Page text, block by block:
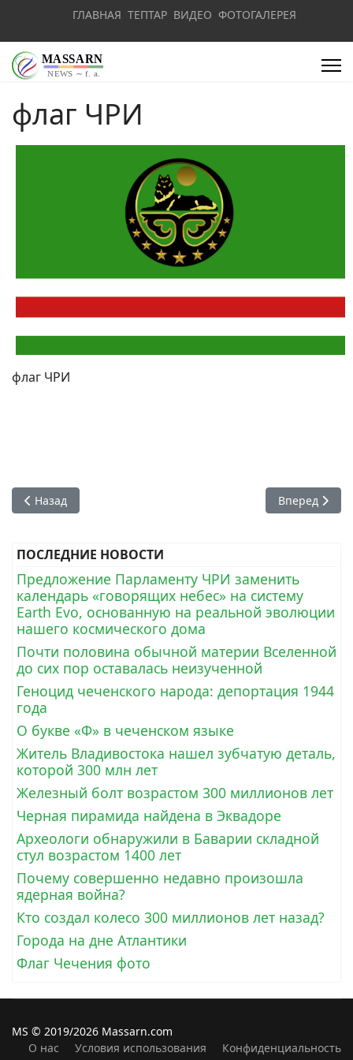
ГЛАВНАЯ ТЕПТАР ВИДЕО ФОТОГАЛЕРЕЯ
флаг ЧРИ
флаг ЧРИ
Предыдущий: Чеченский флаг с гербом
Назад Следующий:
Вперед
ПОСЛЕДНИЕ НОВОСТИ
Предложение Парламенту ЧРИ заменить
календарь «говорящих небес» на систему
Earth Evo, основанную на реальной эволюции
нашего космического дома
Почти половина обычной материи Вселенной
до сих пор оставалась неизученной
Геноцид чеченского народа: депортация 1944
года
О букве «Ф» в чеченском языке
Житель Владивостока нашел зубчатую деталь,
которой 300 млн лет
Железный болт возрастом 300 миллионов лет
Черная пирамида найдена в Эквадоре
Археологи обнаружили в Баварии складной
стул возрастом 1400 лет
Почему совершенно недавно произошла
ядерная война?
Кто создал колесо 300 миллионов лет назад?
Города на дне Атлантики
Флаг Чечения фото
MS © 2019/2026 Massarn.com
О нас
Условия использования Конфиденциальность